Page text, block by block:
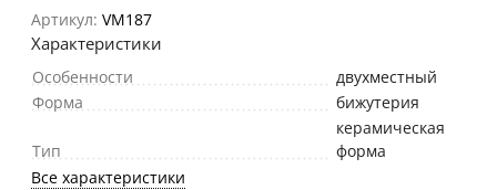
Артикул: VM187
Характеристики
Особенности
двухместный
Форма
бижутерия
Тип
керамическая
форма
Все характеристики